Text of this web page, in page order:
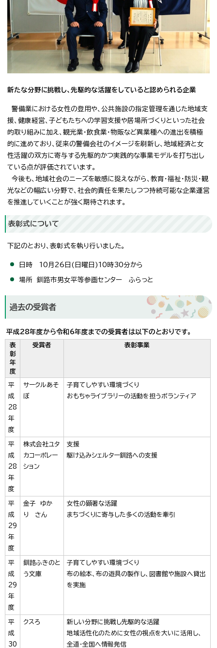
新たな分野に挑戦し、先駆的な活躍をしていると認められる企業
警備業における女性の登用や、公共施設の指定管理を通じた地域支
援、健康経営、子どもたちへの学習支援や居場所づくりといった社会
的取り組みに加え、観光業・飲食業・物販など異業種への進出を積極
的に進めており、従来の警備会社のイメージを刷新し、地域経済と女
性活躍の双方に寄与する先駆的かつ実践的な事業モデルを打ち出し
ている点が評価されています。
今後も、地域社会のニーズを敏感に捉えながら、教育・福祉・防災・観
光などの幅広い分野で、社会的責任を果たしつつ持続可能な企業運営
を推進していくことが強く期待されます。
表彰式について
下記のとおり、表彰式を執り行いました。
日時 10月26日(日曜日)10時30分から
場所 釧路市男女平等参画センター ふらっと
過去の受賞者
平成28年度から令和6年度までの受賞者は以下のとおりです。
表
彰
年
度
受賞者 表彰事業
平
成
28
年
度
サークルあそ
ぼ
子育てしやすい環境づくり
おもちゃライブラリーの活動を担うボランティア
平
成
28
年
度
株式会社ユタ
カコーポレー
ション
支援
駆け込みシェルター釧路への支援
平
成
29
年
度
金子 ゆか
り さん
女性の顕著な活躍
まちづくりに寄与した多くの活動を牽引
平
成
29
年
度
釧路ふきのと
う文庫
子育てしやすい環境づくり
布の絵本、布の遊具の製作し、図書館や施設へ貸出
を実施
平
成
30
クスろ
新しい分野に挑戦し先駆的な活躍
地域活性化のために女性の視点を大いに活用し、
全道・全国へ情報発信